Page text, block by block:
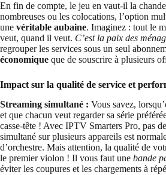
En fin de compte, le jeu en vaut-il la
nombreuses ou les colocations, l’option
une véritable aubaine. Imaginez : tout le
veut, quand il veut. C’est la paix des
regrouper les services sous un seul
économique que de souscrire à plusieurs
Impact sur la qualité de service et
Streaming simultané : Vous savez,
et que chacun veut regarder sa série
casse-tête ! Avec IPTV Smarters Pro, pas
simultané sur plusieurs appareils est
d’orchestre. Mais attention, la qualité de
le premier violon ! Il vous faut une bande
éviter les coupures et les chargements à